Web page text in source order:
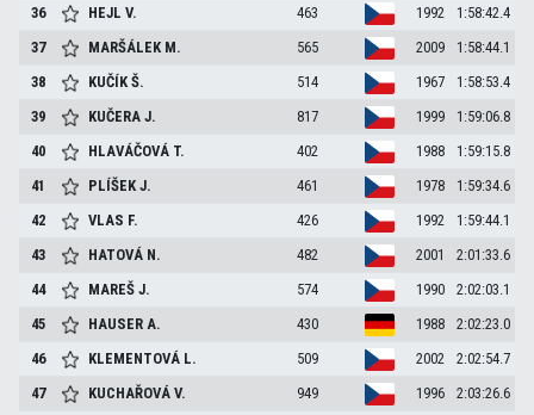
36
HEJLV. 463 1992
1:58:42.4
37
MARŠÁLEK M. 565 2009
1:58:44.1
38
KUČÍKŠ. 514 1967
1:58:53.4
39
KUČERAJ. 817 1999
1:59:06.8
40
HLAVÁČOVÁ T. 402 1988
1:59:15.8
41
PLÍŠEKJ. 461 1978
1:59:34.6
42
VLAS F. 426 1992
1:59:44.1
43
HATOVÁ N. 482 2001
2:01:33.6
44
MAREŠJ. 574 1990
2:02:03.1
45
HAUSERA. 430 1988
2:02:23.0
46
KLEMENTOVÁ L. 509 2002
2:02:54.7
47
KUCHAŘOVÁV. 949 1996 2:03:26.6